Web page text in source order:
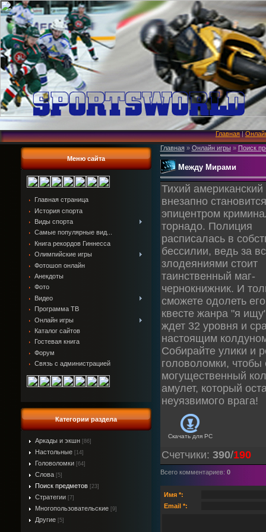
Главная|
Меню сайта
Главная страница
История спорта
Виды спорта
Самые популярные вид...
Книга рекордов Гиннесса
Олимпийские игры
Фотошоп онлайн
Анекдоты
Фото
Видео
Программа ТВ
Онлайн игры
Каталог сайтов
Гостевая книга
Форум
Связь с администрацией
Категории раздела
Аркады и экшн [86]
Настольные [14]
Головоломки [64]
Слова [5]
Поиск предметов [23]
Стратегии [7]
Многопользовательские [9]
Другие [5]
Главная» Онлайн игры» Поиск
Между Мирами
Тихий американский
внезапно становится
эпицентром
торнадо. Полиция
расписалась в
бессилии, ведь за
злодеяниями стоит
таинственный маг-
чернокнижник. И
сможете одолеть
квесте жанра "я
ждет 32 уровня и
настоящим
Собирайте улики и
головоломки, чтобы
могущественный
амулет, который
неуязвимого врага!
Скачать дляPC
Счетчики: 390/190
Всего комментариев: 0
Имя *:
Email *: